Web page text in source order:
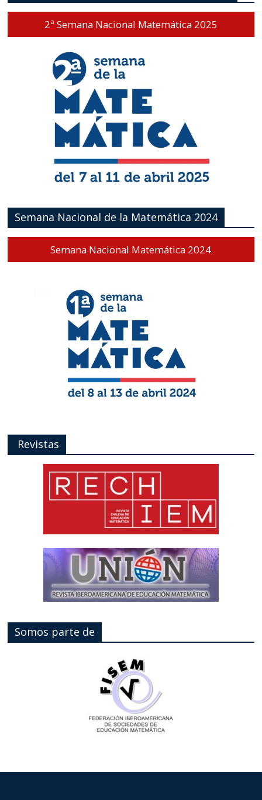
2ª Semana Nacional Matemática 2025
Semana Nacional de la Matemática 2024
Semana Nacional Matemática 2024
Revistas
Somos parte de